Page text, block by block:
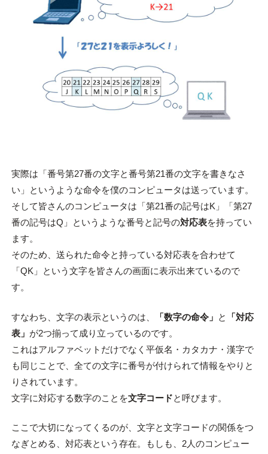
実際は「番号第27番の文字と番号第21番の文字を書きなさ
い」というような命令を僕のコンピュータは送っています。
そして皆さんのコンピュータは「第21番の記号はK」「第27
番の記号はQ」というような番号と記号の対応表を持ってい
ます。
そのため、送られた命令と持っている対応表を合わせて
「QK」という文字を皆さんの画面に表示出来ているので
す。
すなわち、文字の表示というのは、 「数字の命令」 と
「対応
表」 が2つ揃って成り立っているのです。
これはアルファベットだけでなく平仮名・カタカナ・漢字で
も同じことで、全ての文字に番号が付けられて情報をやりと
りされています。
文字に対応する数字のことを文字コードと呼びます。
ここで大切になってくるのが、文字と文字コードの関係をつ
なぎとめる、対応表という存在。もしも、2人のコンピュー